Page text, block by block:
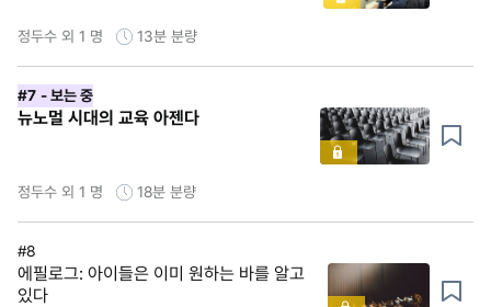
정두수 외 1 명 13분 분량
#7 - 보는 중
뉴노멀 시대의 교육 아젠다
정두수 외 1 명 18분 분량
#8
에필로그: 아이들은 이미 원하는 바를 알고
있다